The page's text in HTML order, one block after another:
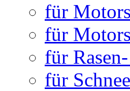
für
für
für
für